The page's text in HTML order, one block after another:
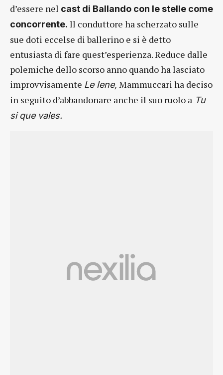
d’essere nel cast di Ballando con le stelle come
concorrente. Il conduttore ha scherzato sulle
sue doti eccelse di ballerino e si è detto
entusiasta di fare quest’esperienza. Reduce dalle
polemiche dello scorso anno quando ha lasciato
improvvisamente Le Iene, Mammuccari ha deciso
in seguito d’abbandonare anche il suo ruolo a Tu
si que vales.